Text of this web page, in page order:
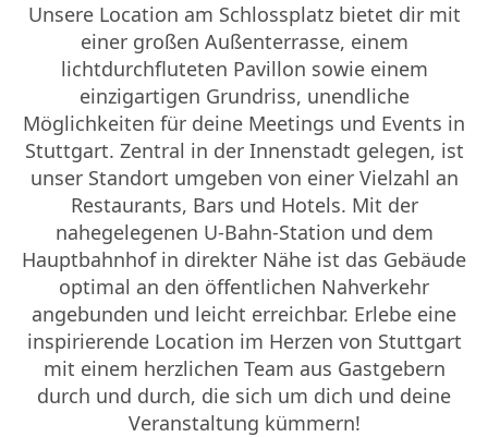
Unsere Location am Schlossplatz bietet dir mit
einer großen Außenterrasse, einem
lichtdurchfluteten Pavillon sowie einem
einzigartigen Grundriss, unendliche
Möglichkeiten für deine Meetings und Events in
Stuttgart. Zentral in der Innenstadt gelegen, ist
unser Standort umgeben von einer Vielzahl an
Restaurants, Bars und Hotels. Mit der
nahegelegenen U-Bahn-Station und dem
Hauptbahnhof in direkter Nähe ist das Gebäude
optimal an den öffentlichen Nahverkehr
angebunden und leicht erreichbar. Erlebe eine
inspirierende Location im Herzen von Stuttgart
mit einem herzlichen Team aus Gastgebern
durch und durch, die sich um dich und deine
Veranstaltung kümmern!